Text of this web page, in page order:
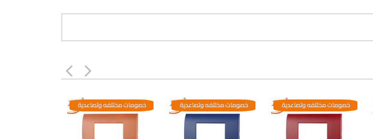
خصومات مختلفه وتصاعدية خصومات مختلفه وتصاعدية خصومات مختلفه وتصاعدية